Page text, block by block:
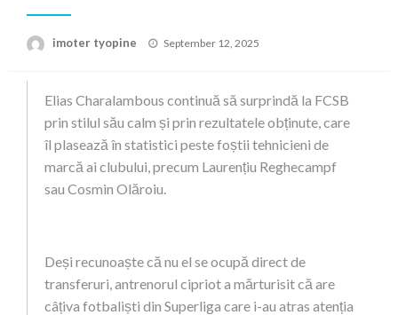
imoter tyopine
Posted
September 12, 2025
Elias Charalambous continuă să surprindă la FCSB
prin stilul său calm și prin rezultatele obținute, care
îl plasează în statistici peste foștii tehnicieni de
marcă ai clubului, precum Laurențiu Reghecampf
sau Cosmin Olăroiu.
Deși recunoaște că nu el se ocupă direct de
transferuri, antrenorul cipriot a mărturisit că are
câțiva fotbaliști din Superliga care i-au atras atenția